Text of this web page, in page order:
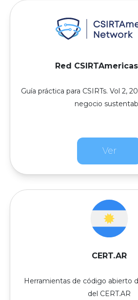
Red
Guía práctica para CSIRTs. Vol 2,
negocio
Ver
CERT.AR
Herramientas de código abierto
del CERT.AR